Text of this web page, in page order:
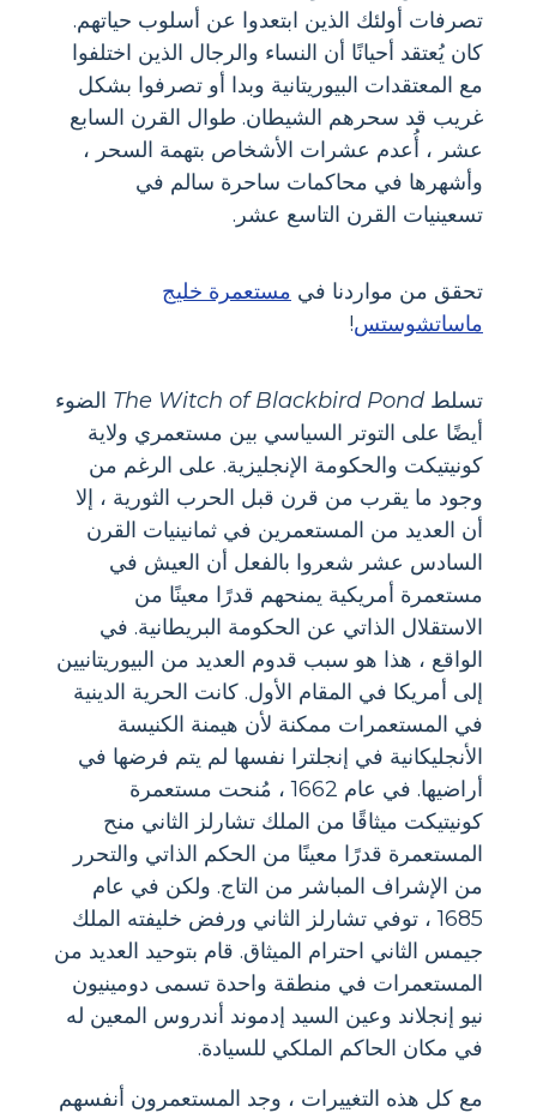
تصرفات أولئك الذين ابتعدوا عن أسلوب حياتهم.
كان يُعتقد أحيانًا أن النساء والرجال الذين اختلفوا
مع المعتقدات البيوريتانية وبدا أو تصرفوا بشكل
غريب قد سحرهم الشيطان. طوال القرن السابع
عشر ، أُعدم عشرات الأشخاص بتهمة السحر ،
وأشهرها في محاكمات ساحرة سالم في
تسعينيات القرن التاسع عشر.
تحقق من مواردنا في مستعمرة خليج
ماساتشوستس!
تسلط The Witch of Blackbird Pond الضوء
أيضًا على التوتر السياسي بين مستعمري ولاية
كونيتيكت والحكومة الإنجليزية. على الرغم من
وجود ما يقرب من قرن قبل الحرب الثورية ، إلا
أن العديد من المستعمرين في ثمانينيات القرن
السادس عشر شعروا بالفعل أن العيش في
مستعمرة أمريكية يمنحهم قدرًا معينًا من
الاستقلال الذاتي عن الحكومة البريطانية. في
الواقع ، هذا هو سبب قدوم العديد من البيوريتانيين
إلى أمريكا في المقام الأول. كانت الحرية الدينية
في المستعمرات ممكنة لأن هيمنة الكنيسة
الأنجليكانية في إنجلترا نفسها لم يتم فرضها في
أراضيها. في عام 1662 ، مُنحت مستعمرة
كونيتيكت ميثاقًا من الملك تشارلز الثاني منح
المستعمرة قدرًا معينًا من الحكم الذاتي والتحرر
من الإشراف المباشر من التاج. ولكن في عام
1685 ، توفي تشارلز الثاني ورفض خليفته الملك
جيمس الثاني احترام الميثاق. قام بتوحيد العديد من
المستعمرات في منطقة واحدة تسمى دومينيون
نيو إنجلاند وعين السيد إدموند أندروس المعين له
في مكان الحاكم الملكي للسيادة.
مع كل هذه التغييرات ، وجد المستعمرون أنفسهم